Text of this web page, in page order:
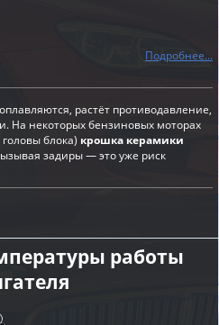
Подробнее...
растёт противодавление,
На некоторых бензиновых моторах
блока) крошка керамики
задиры — это уже риск
работы